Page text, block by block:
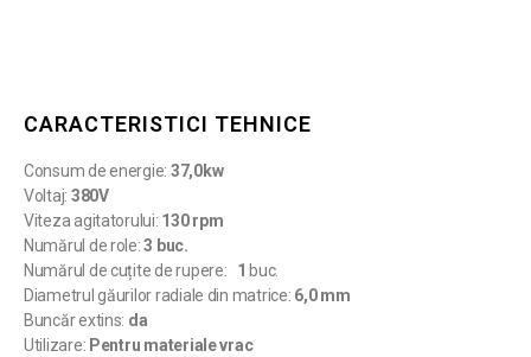
CARACTERISTICI TEHNICE
Consum de energie: 37,0kw
Voltaj: 380V
Viteza agitatorului: 130 rpm
Numărul de role:3 buc.
Numărul de cuțite de rupere: 1 buc.
Diametrul găurilor radiale din matrice: 6,0 mm
Buncăr extins: da
Utilizare: Pentru materiale vrac